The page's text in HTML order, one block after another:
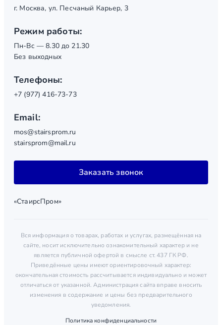
г. Москва, ул. Песчаный Карьер, 3
Режим работы:
Пн-Вс — 8.30 до 21.30
Без выходных
Телефоны:
+7 (977) 416-73-73
Email:
mos@stairsprom.ru
stairsprom@mail.ru
Заказать звонок
«СтаирсПром»
Вся информация о товарах, работах и услугах, размещённая на
сайте, носит исключительно ознакомительный характер и не
является публичной офертой в смысле ст. 437 ГК РФ.
Приведённые цены имеют ориентировочный характер:
окончательная стоимость рассчитывается индивидуально и может
отличаться от указанной. Администрация сайта вправе вносить
изменения в содержание и цены без предварительного
уведомления.
Политика конфиденциальности